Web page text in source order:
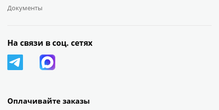
Документы
Оплачивайте заказы
На связи в соц. сетях